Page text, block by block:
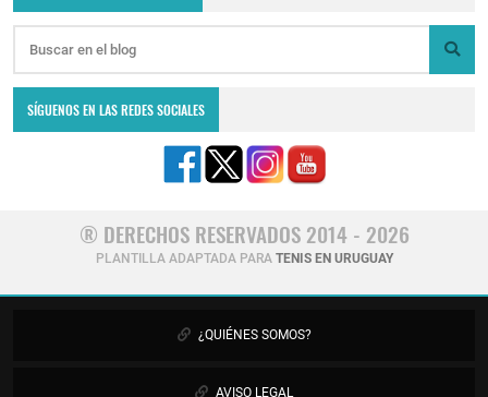
SÍGUENOS EN LAS REDES SOCIALES
® DERECHOS RESERVADOS 2014 - 2026
PLANTILLA ADAPTADA PARA TENIS EN URUGUAY
¿QUIÉNES SOMOS?
AVISO LEGAL